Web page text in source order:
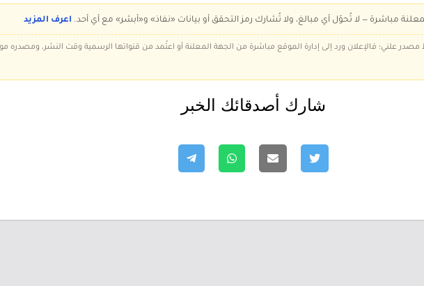
مباشرة — لا تُحوّل أي مبالغ، ولا تُشارك رمز التحقق أو بيانات «نفاذ» و«أبشر» مع أي أحد. اعرف المزيد
مصدر علني؛ فالإعلان ورد إلى إدارة الموقع مباشرة من الجهة المعلنة أو اعتُمد من قنواتها الرسمية وقت النشر، ومصدره
شارك أصدقائك الخبر